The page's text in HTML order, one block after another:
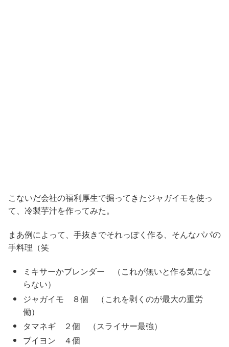
こないだ会社の福利厚生で掘ってきたジャガイモを使っ
て、冷製芋汁を作ってみた。
まあ例によって、手抜きでそれっぽく作る、そんなパパの
手料理（笑
ミキサーかブレンダー （これが無いと作る気にな
らない）
ジャガイモ ８個 （これを剥くのが最大の重労
働）
タマネギ ２個 （スライサー最強）
ブイヨン ４個